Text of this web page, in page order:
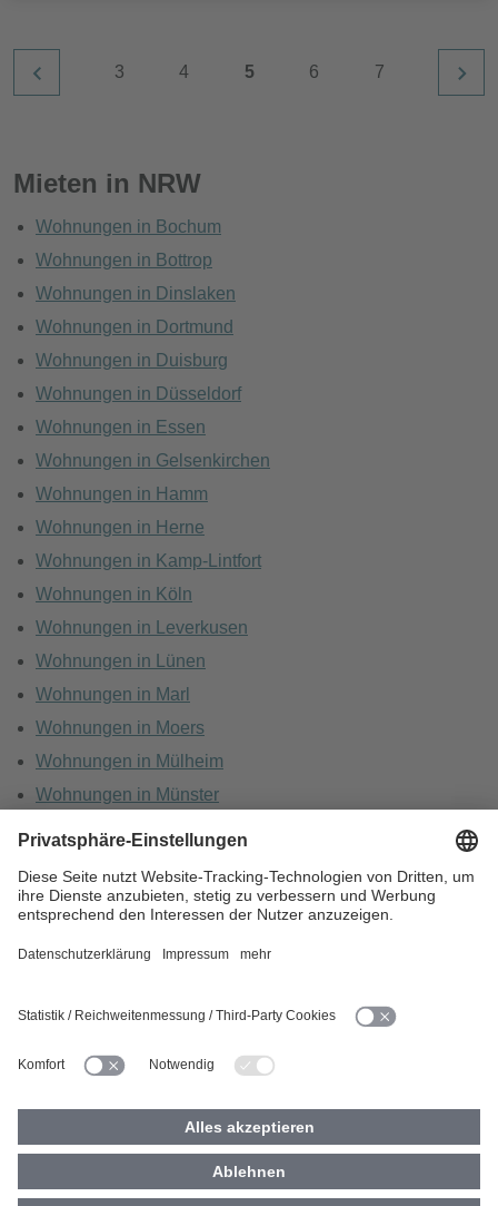
3 4 5 6 7
Mieten in NRW
Wohnungen in Bochum
Wohnungen in Bottrop
Wohnungen in Dinslaken
Wohnungen in Dortmund
Wohnungen in Duisburg
Wohnungen in Düsseldorf
Wohnungen in Essen
Wohnungen in Gelsenkirchen
Wohnungen in Hamm
Wohnungen in Herne
Wohnungen in Kamp-Lintfort
Wohnungen in Köln
Wohnungen in Leverkusen
Wohnungen in Lünen
Wohnungen in Marl
Wohnungen in Moers
Wohnungen in Mülheim
Wohnungen in Münster
HOME KARRIERE
BARRIEREFREIHEIT IMPRESSUM
COOKIES